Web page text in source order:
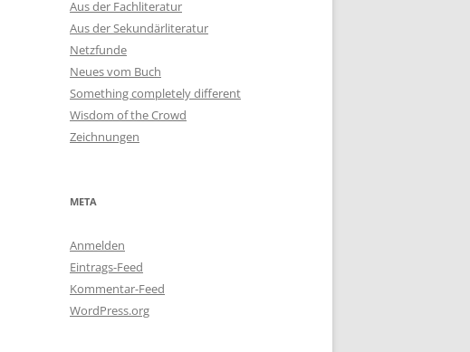
Aus der Fachliteratur
Aus der Sekundärliteratur
Netzfunde
Neues vom Buch
Something completely different
Wisdom of the Crowd
Zeichnungen
META
Anmelden
Eintrags-Feed
Kommentar-Feed
WordPress.org